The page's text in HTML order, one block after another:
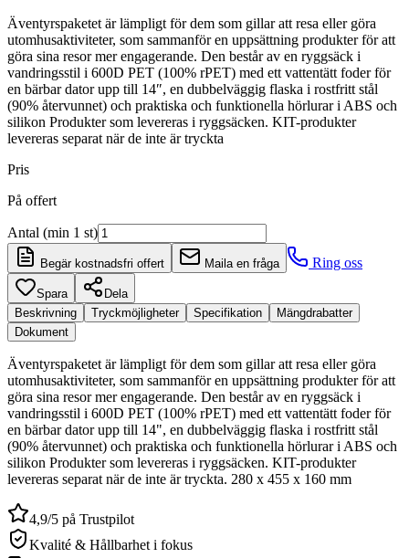
Äventyrspaketet är lämpligt för dem som gillar att resa eller göra
utomhusaktiviteter, som sammanför en uppsättning produkter för att
göra sina resor mer engagerande. Den består av en ryggsäck i
vandringsstil i 600D PET (100% rPET) med ett vattentätt foder för
en bärbar dator upp till 14″, en dubbelväggig flaska i rostfritt stål
(90% återvunnet) och praktiska och funktionella hörlurar i ABS och
silikon Produkter som levereras i ryggsäcken. KIT-produkter
levereras separat när de inte är tryckta
Pris
På offert
Antal (min 1 st)
Begär kostnadsfri offert Maila en fråga Ring oss
Spara
Dela
Beskrivning
Tryckmöjligheter Specifikation
Mängdrabatter
Dokument
Äventyrspaketet är lämpligt för dem som gillar att resa eller göra
utomhusaktiviteter, som sammanför en uppsättning produkter för att
göra sina resor mer engagerande. Den består av en ryggsäck i
vandringsstil i 600D PET (100% rPET) med ett vattentätt foder för
en bärbar dator upp till 14", en dubbelväggig flaska i rostfritt stål
(90% återvunnet) och praktiska och funktionella hörlurar i ABS och
silikon Produkter som levereras i ryggsäcken. KIT-produkter
levereras separat när de inte är tryckta. 280 x 455 x 160 mm
4,9/5 på Trustpilot
Kvalité & Hållbarhet i fokus